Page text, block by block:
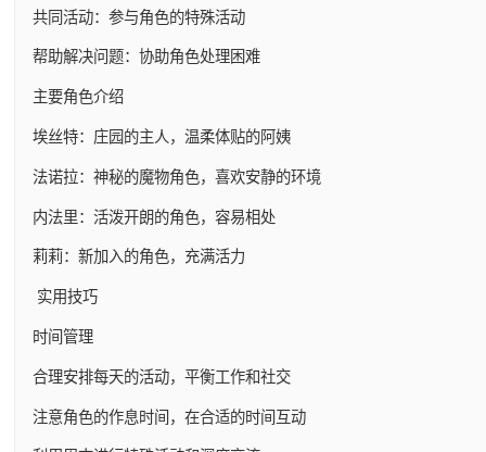
共同活动：参与角色的特殊活动
帮助解决问题：协助角色处理困难
主要角色介绍
埃丝特：庄园的主人，温柔体贴的阿姨
法诺拉：神秘的魔物角色，喜欢安静的环境
内法里：活泼开朗的角色，容易相处
莉莉：新加入的角色，充满活力
实用技巧
时间管理
合理安排每天的活动，平衡工作和社交
注意角色的作息时间，在合适的时间互动